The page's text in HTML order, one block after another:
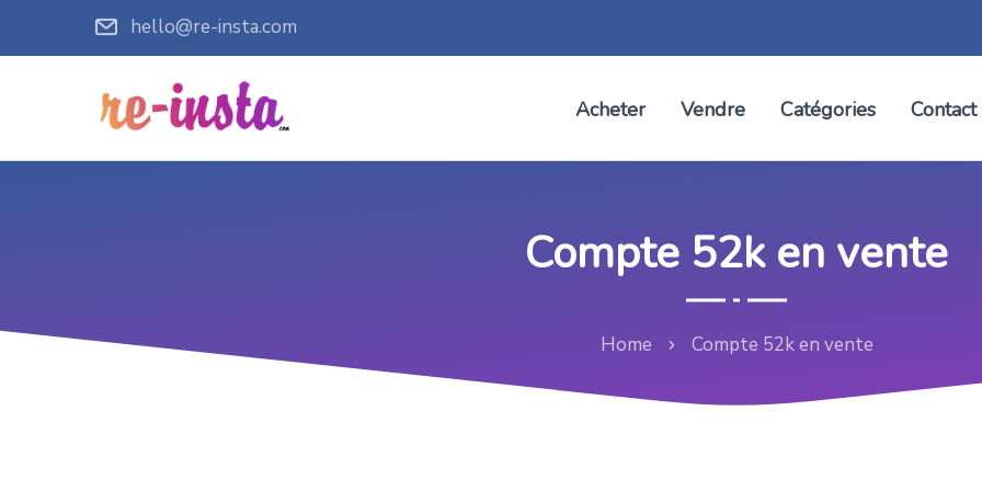
hello@re-insta.com
Acheter Vendre Catégories Contact
Compte 52k en vente
Home Compte 52k en vente